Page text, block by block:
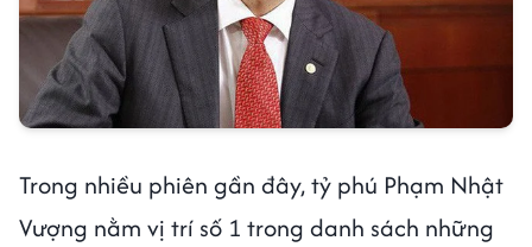
Trong nhiều phiên gần đây, tỷ phú Phạm Nhật
Vượng nằm vị trí số 1 trong danh sách những